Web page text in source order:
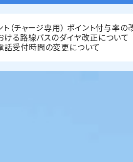
運賃・距離検索 経路検索
フト付観光バス
（チャージ専用） ポイント付与率
る路線バスのダイヤ改正について
話受付時間の変更について